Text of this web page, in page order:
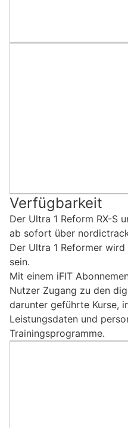
Verfügbarkeit
Der Ultra 1 Reform RX-S
ab sofort über
Der Ultra 1 Reformer
sein.
Mit einem iFIT
Nutzer Zugang zu den
darunter geführte Kurse,
Leistungsdaten und
Trainingsprogramme.